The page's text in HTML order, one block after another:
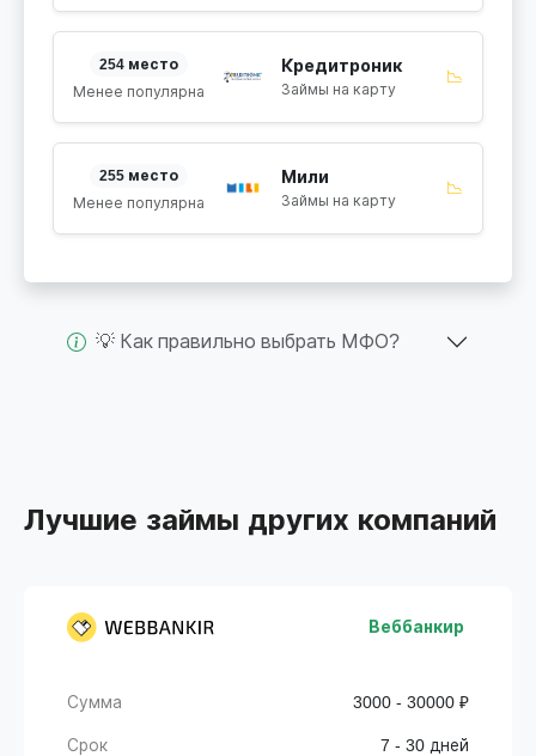
254 место
Менее популярна
Кредитроник
Займы на карту
📉
255 место
Менее популярна
Мили
Займы на карту
📉
💡 Как правильно выбрать МФО?
Лучшие займы других компаний
Веббанкир
Сумма 3000 - 30000 ₽
Срок 7 - 30 дней